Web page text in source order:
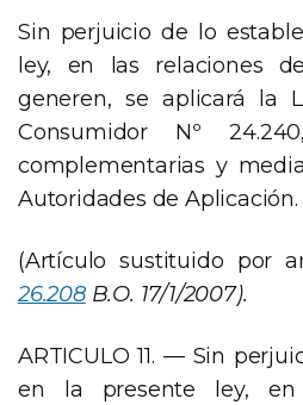
Sin perjuicio de lo
ley, en las relaciones
generen, se aplicará la
Consumidor Nº
complementarias y
Autoridades de Aplicación.
(Artículo sustituido por
26.208B.O. 17/1/2007).
ARTICULO 11. — Sin
en la presente ley, en